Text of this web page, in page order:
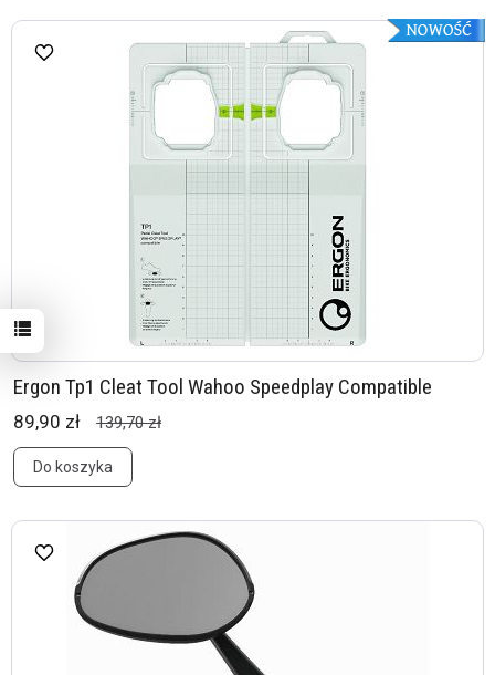
Ergon Tp1 Cleat Tool Wahoo Speedplay Compatible
89,90 zł 139,70 zł
Do koszyka